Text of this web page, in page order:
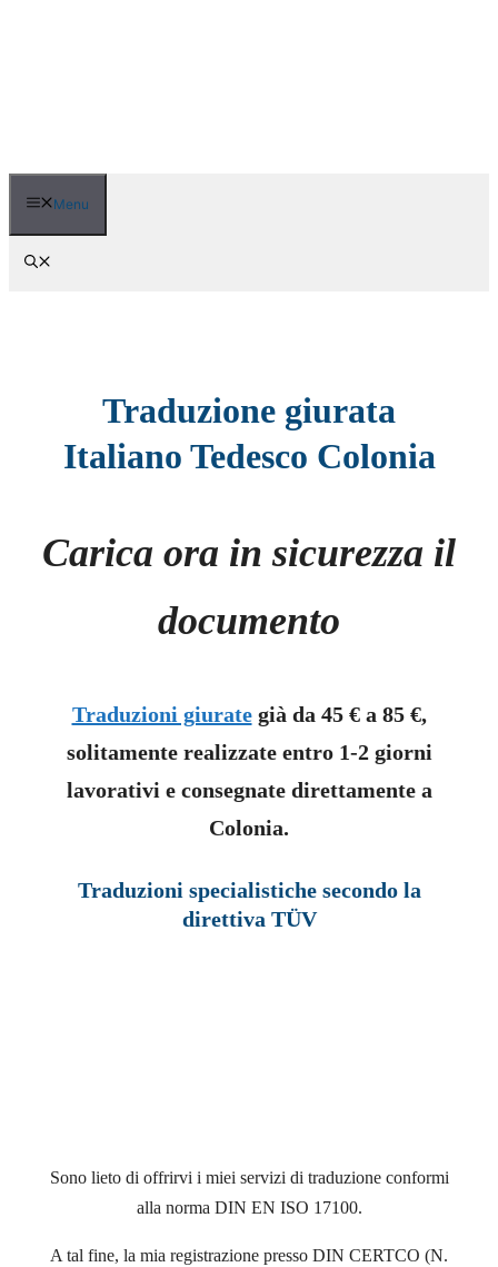
Menu
Traduzione giurata
Italiano Tedesco Colonia
Carica ora in sicurezza il
documento
Traduzioni giurategià da 45 € a 85 €,
solitamente realizzate entro 1-2 giorni
lavorativi e consegnate direttamente a
Colonia.
Traduzioni specialistiche secondo la
direttiva TÜV
Sono lieto di offrirvi i miei servizi di traduzione conformi
alla norma DIN EN ISO 17100.
A tal fine, la mia registrazione presso DIN CERTCO (N.